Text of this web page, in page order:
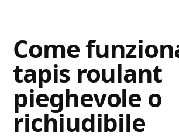
Advisory
Come
tapis roulant
pieghevole o
richiudibile